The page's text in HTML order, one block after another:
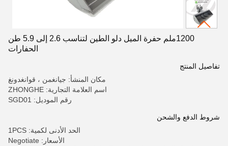
1200ملم حفرة الميل دلو الطين لتناسب 2.6 إلى 5.9 طن
الحفارات
تفاصيل المنتج
مكان المنشأ: جيانغمن ، قوانغدونغ
اسم العلامة التجارية: ZHONGHE
رقم الموديل: SGD01
شروط الدفع والشحن
الحد الأدنى لكمية: 1PCS
الأسعار: Negotiate